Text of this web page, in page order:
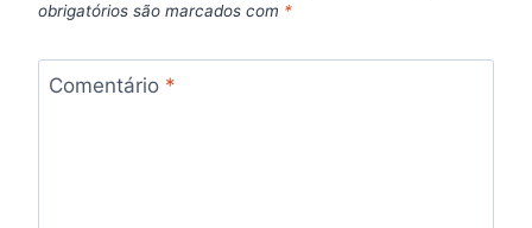
obrigatórios são marcados com *
Comentário *